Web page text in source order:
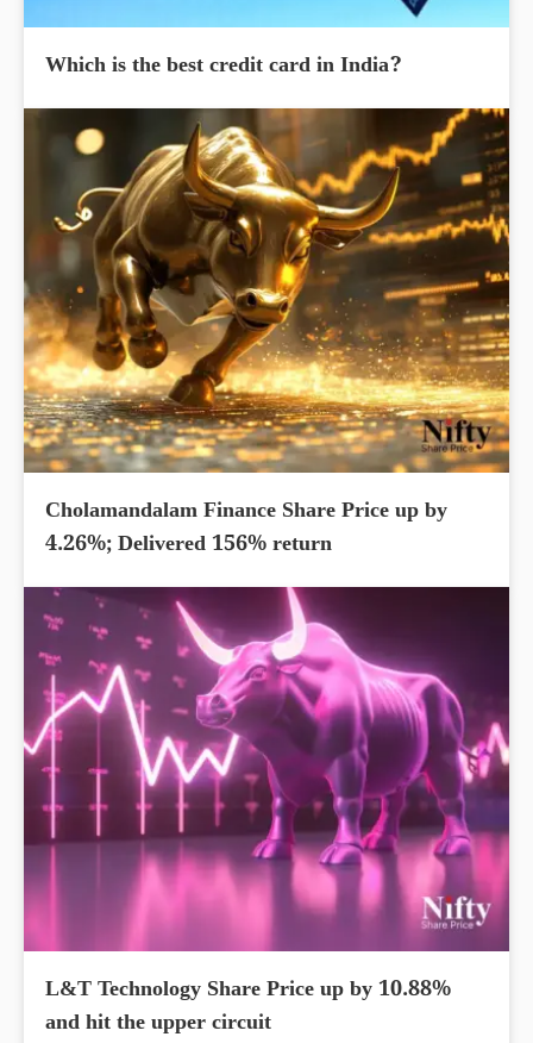
Which is the best credit card in India?
Cholamandalam Finance Share Price up by
4.26%; Delivered 156% return
L&T Technology Share Price up by 10.88%
and hit the upper circuit